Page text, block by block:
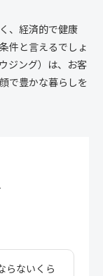
、経済的で健康
件と言えるでしょ
ジング）は、お客
で豊かな暮らしを
らないくら